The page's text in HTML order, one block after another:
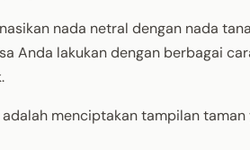
nada netral dengan nada
Anda lakukan dengan berbagai
menciptakan tampilan